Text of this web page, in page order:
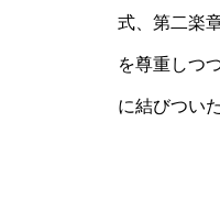
式、第二楽
を尊重しつ
に結びつい